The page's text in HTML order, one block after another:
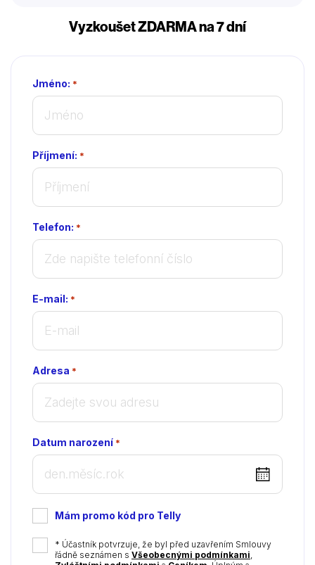
Vyzkoušet ZDARMA na 7 dní
Jméno: *
Příjmení: *
Telefon: *
E-mail: *
Adresa *
Datum narození *
DD
dot
MM
dot
YYYY
Mám promo kód pro Telly
* Účastník potvrzuje, že byl před uzavřením Smlouvy
řádně seznámen s Všeobecnými podmínkami,